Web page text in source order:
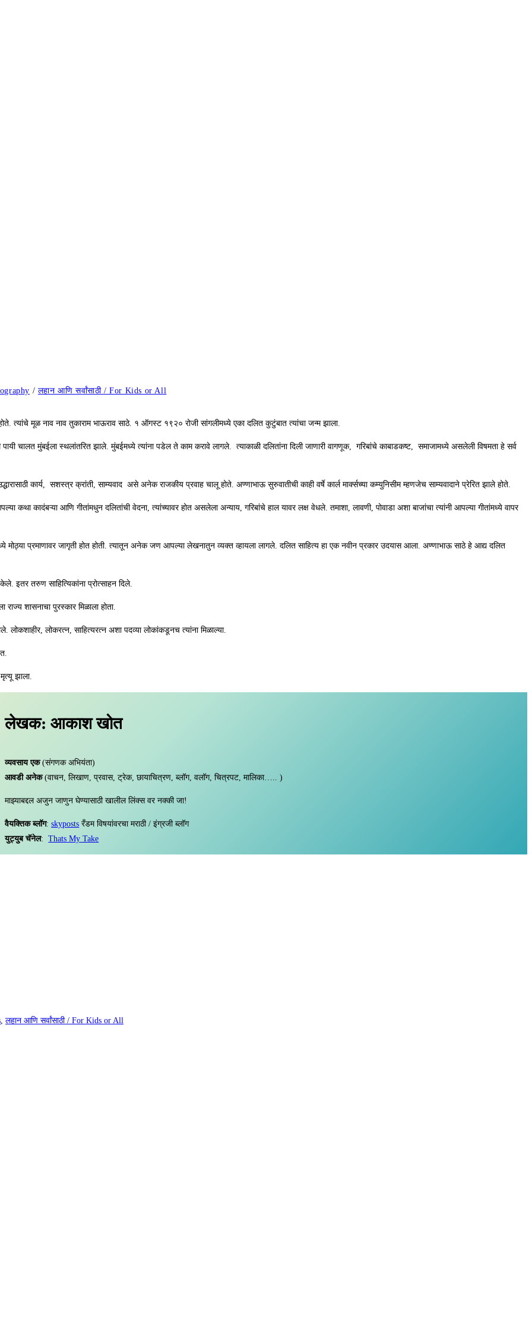
/ लहान आणि सर्वांसाठी / For Kids or All
त्यांचे मूळ नाव नाव तुकाराम भाऊराव साठे. १ ऑगस्ट १९२० रोजी सांगलीमध्ये एका दलित कुटुंबात त्यांचा जन्म झाला.
चालत मुंबईला स्थलांतरित झाले. मुंबईमध्ये त्यांना पडेल ते काम करावे लागले. त्याकाळी दलितांना दिली जाणारी वागणूक, गरिबांचे काबाडकष्ट, समाजामध्ये असलेली विषमता हे सर्व
कार्य, सशस्त्र क्रांती, साम्यवाद असे अनेक राजकीय प्रवाह चालू होते. अण्णाभाऊ सुरुवातीची काही वर्षे कार्ल मार्क्सच्या कम्युनिसीम म्हणजेच साम्यवादाने प्रेरित झाले होते.
कादंबऱ्या आणि गीतांमधुन दलितांची वेदना, त्यांच्यावर होत असलेला अन्याय, गरिबांचे हाल यावर लक्ष वेधले. तमाशा, लावणी, पोवाडा अशा बाजांचा त्यांनी आपल्या गीतांमध्ये वापर
प्रमाणावर जागृती होत होती. त्यातून अनेक जण आपल्या लेखनातुन व्यक्त व्हायला लागले. दलित साहित्य हा एक नवीन प्रकार उदयास आला. अण्णाभाऊ साठे हे आद्य दलित
इतर तरुण साहित्यिकांना प्रोत्साहन दिले.
राज्य शासनाचा पुरस्कार मिळाला होता.
लोकरत्न, साहित्यरत्न अशा पदव्या लोकांकडूनच त्यांना मिळाल्या.
मृत्यू झाला.
लेखक: आकाश खोत
व्यवसाय एक(संगणक अभियंता)
आवडी अनेक(वाचन, लिखाण, प्रवास, ट्रेक, छायाचित्रण, ब्लॉग, वलॉग, चित्रपट, मालिका….. )
माझ्याबद्दल अजुन जाणुन घेण्यासाठी खालील लिंक्स वर नक्की जा!
वैयक्तिक ब्लॉग:skyposts रँडम विषयांवरचा मराठी / इंग्रजी ब्लॉग
युट्युब चॅनेल:Thats My Take
लहान आणि सर्वांसाठी / For Kids or All